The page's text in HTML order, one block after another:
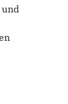
und